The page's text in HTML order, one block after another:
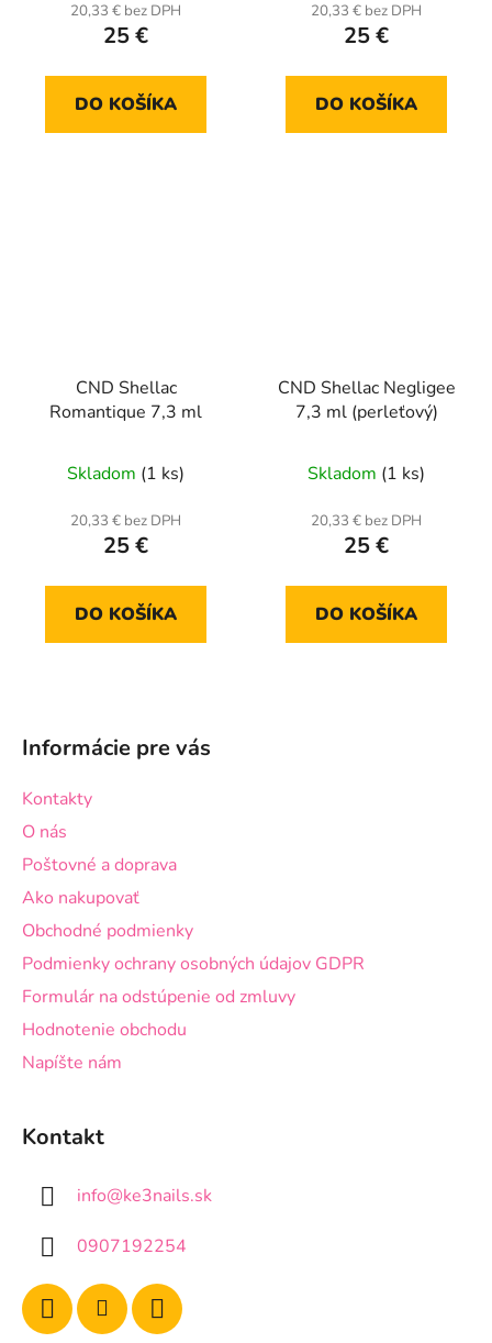
20,33 € bez DPH
25 €
DO KOŠÍKA
20,33 € bez DPH
25 €
DO KOŠÍKA
CND Shellac
Romantique 7,3 ml
Skladom (1 ks)
20,33 € bez DPH
25 €
DO KOŠÍKA
CND Shellac Negligee
7,3 ml (perleťový)
Skladom (1 ks)
20,33 € bez DPH
25 €
DO KOŠÍKA
Informácie pre vás
Kontakty
O nás
Poštovné a doprava
Ako nakupovať
Obchodné podmienky
Podmienky ochrany osobných údajov GDPR
Formulár na odstúpenie od zmluvy
Hodnotenie obchodu
Napíšte nám
Kontakt
info@ke3nails.sk
0907192254